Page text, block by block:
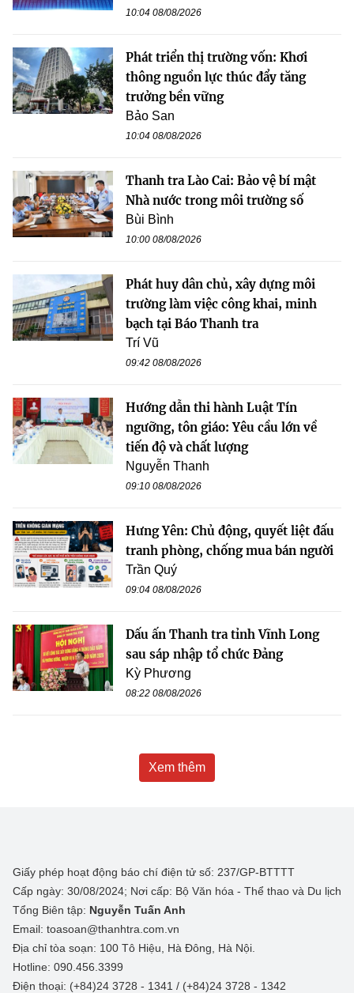
10:04 08/08/2026
Phát triển thị trường vốn: Khơi
thông nguồn lực thúc đẩy tăng
trưởng bền vững
Bảo San
10:04 08/08/2026
Thanh tra Lào Cai: Bảo vệ bí mật
Nhà nước trong môi trường số
Bùi Bình
10:00 08/08/2026
Phát huy dân chủ, xây dựng môi
trường làm việc công khai, minh
bạch tại Báo Thanh tra
Trí Vũ
09:42 08/08/2026
Hướng dẫn thi hành Luật Tín
ngưỡng, tôn giáo: Yêu cầu lớn về
tiến độ và chất lượng
Nguyễn Thanh
09:10 08/08/2026
Hưng Yên: Chủ động, quyết liệt đấu
tranh phòng, chống mua bán người
Trần Quý
09:04 08/08/2026
Dấu ấn Thanh tra tỉnh Vĩnh Long
sau sáp nhập tổ chức Đảng
Kỳ Phương
08:22 08/08/2026
Xem thêm
Giấy phép hoạt động báo chí điện tử số: 237/GP-BTTTT
Cấp ngày: 30/08/2024; Nơi cấp: Bộ Văn hóa - Thể thao và Du lịch
Tổng Biên tập: Nguyễn Tuấn Anh
Email: toasoan@thanhtra.com.vn
Địa chỉ tòa soạn: 100 Tô Hiệu, Hà Đông, Hà Nội.
Hotline: 090.456.3399
Điện thoại: (+84)24 3728 - 1341 / (+84)24 3728 - 1342